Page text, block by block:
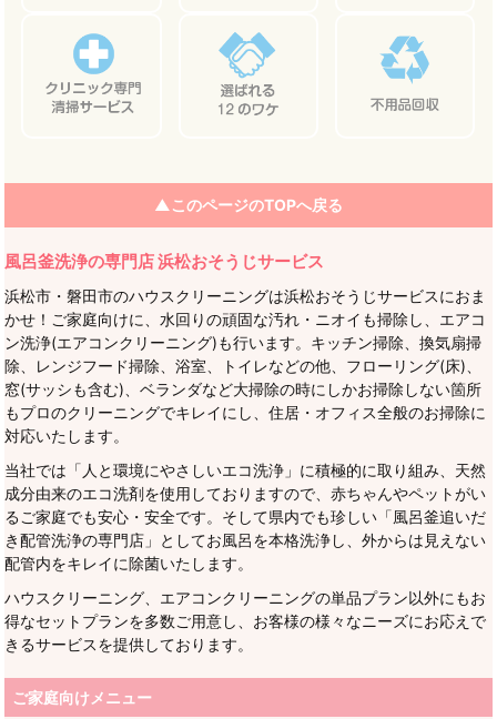
▲このページのTOPへ戻る
風呂釜洗浄の専門店 浜松おそうじサービス
浜松市・磐田市のハウスクリーニングは浜松おそうじサービスにおま
かせ！ご家庭向けに、水回りの頑固な汚れ・ニオイも掃除し、エアコ
ン洗浄(エアコンクリーニング)も行います。キッチン掃除、換気扇掃
除、レンジフード掃除、浴室、トイレなどの他、フローリング(床)、
窓(サッシも含む)、ベランダなど大掃除の時にしかお掃除しない箇所
もプロのクリーニングでキレイにし、住居・オフィス全般のお掃除に
対応いたします。
当社では「人と環境にやさしいエコ洗浄」に積極的に取り組み、天然
成分由来のエコ洗剤を使用しておりますので、赤ちゃんやペットがい
るご家庭でも安心・安全です。そして県内でも珍しい「風呂釜追いだ
き配管洗浄の専門店」としてお風呂を本格洗浄し、外からは見えない
配管内をキレイに除菌いたします。
ハウスクリーニング、エアコンクリーニングの単品プラン以外にもお
得なセットプランを多数ご用意し、お客様の様々なニーズにお応えで
きるサービスを提供しております。
ご家庭向けメニュー